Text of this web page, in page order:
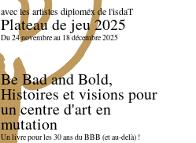
avec les artistes diploméx de l'isdaT
Plateau de jeu 2025
Du 24 novembre au 18 décembre 2025
Be Bad and Bold,
Histoires et visions pour
un centre d'art en
mutation
Un livre pour les 30 ans du BBB (et au-delà) !